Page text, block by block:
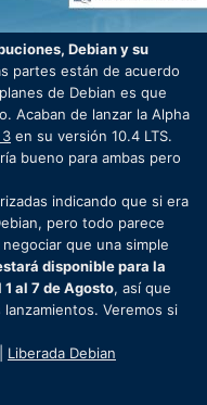
Debian y su
partes están de acuerdo
de Debian es que
Acaban de lanzar la Alpha
en su versión 10.4 LTS.
bueno para ambas pero
indicando que si era
pero todo parece
que una simple
disponible para la
al 7 de Agosto, así que
Veremos si
Liberada Debian